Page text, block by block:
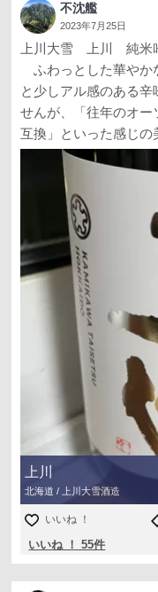
不沈艦
2023年7月25日
上川大雪 上川 純米
ふわっとした華やか
と少しアル感のある
せんが、「往年のオ
互換」といった感じの
上川
北海道 / 上川大雪酒造
いいね ！
いいね ！ 55件